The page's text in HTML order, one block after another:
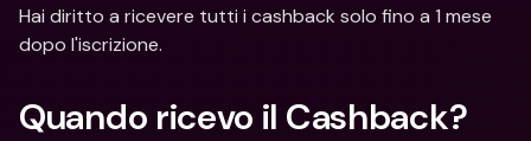
Hai diritto a ricevere tutti i cashback solo fino a 1 mese
dopo l'iscrizione.
Quando ricevo il Cashback?